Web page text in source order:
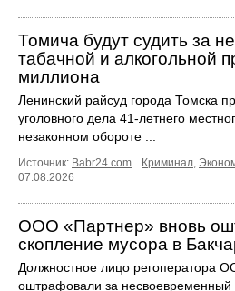
Томича будут судить за
табачной и алкогольной
миллиона
Ленинский райсуд города Томска
уголовного дела 41-летнего
незаконном обороте ...
Источник: Babr24.com. Криминал,
07.08.2026
ООО «Партнер» вновь
скопление мусора в
Должностное лицо регоператора
оштрафовали за несвоевременный